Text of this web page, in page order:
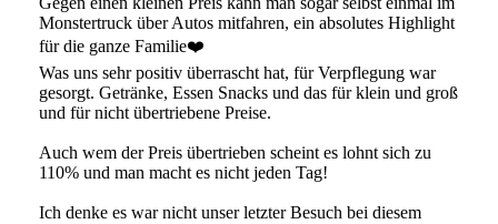
Monstertruck über Autos mitfahren, ein absolutes Highlight
für die ganze Familie❤️
Was uns sehr positiv überrascht hat, für Verpflegung war
gesorgt. Getränke, Essen Snacks und das für klein und groß
und für nicht übertriebene Preise.
Auch wem der Preis übertrieben scheint es lohnt sich zu
110% und man macht es nicht jeden Tag!
Ich denke es war nicht unser letzter Besuch bei diesem